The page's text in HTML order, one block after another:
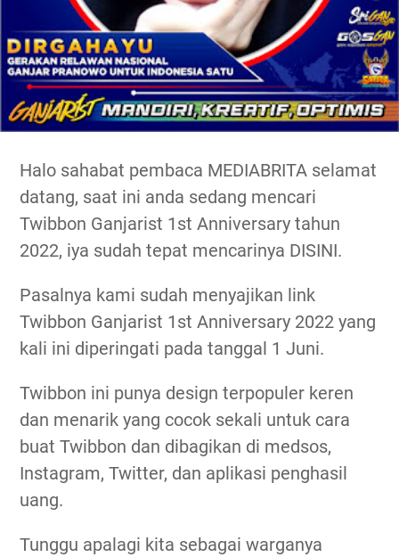
Halo sahabat pembaca MEDIABRITA selamat
datang, saat ini anda sedang mencari
Twibbon Ganjarist 1st Anniversary tahun
2022, iya sudah tepat mencarinya DISINI.
Pasalnya kami sudah menyajikan link
Twibbon Ganjarist 1st Anniversary 2022 yang
kali ini diperingati pada tanggal 1 Juni.
Twibbon ini punya design terpopuler keren
dan menarik yang cocok sekali untuk cara
buat Twibbon dan dibagikan di medsos,
Instagram, Twitter, dan aplikasi penghasil
uang.
Tunggu apalagi kita sebagai warganya